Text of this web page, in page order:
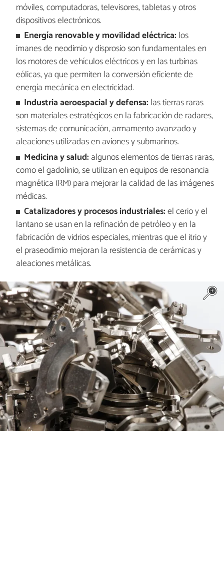
móviles, computadoras, televisores, tabletas y otros
dispositivos electrónicos.
Energía renovable y movilidad eléctrica: los
imanes de neodimio y disprosio son fundamentales en
los motores de vehículos eléctricos y en las turbinas
eólicas, ya que permiten la conversión eficiente de
energía mecánica en electricidad.
Industria aeroespacial y defensa: las tierras raras
son materiales estratégicos en la fabricación de radares,
sistemas de comunicación, armamento avanzado y
aleaciones utilizadas en aviones y submarinos.
Medicina y salud: algunos elementos de tierras raras,
como el gadolinio, se utilizan en equipos de resonancia
magnética (RM) para mejorar la calidad de las imágenes
médicas.
Catalizadores y procesos industriales:el cerio y el
lantano se usan en la refinación de petróleo y en la
fabricación de vidrios especiales, mientras que el itrio y
el praseodimio mejoran la resistencia de cerámicas y
aleaciones metálicas.